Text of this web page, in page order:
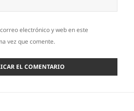
electrónico y web en este
vez que comente.